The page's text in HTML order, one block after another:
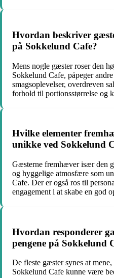
Hvordan beskriver
på Sokkelund Cafe?
Mens nogle gæster roser den
Sokkelund Cafe, påpeger
smagsoplevelser, overdreven
forhold til portionsstørrelse og
Hvilke elementer
unikke ved Sokkelund
Gæsterne fremhæver især den
og hyggelige atmosfære som
Cafe. Der er også ros til
engagement i at skabe en god
Hvordan responderer
pengene på Sokkelund
De fleste gæster synes at
Sokkelund Cafe kunne være